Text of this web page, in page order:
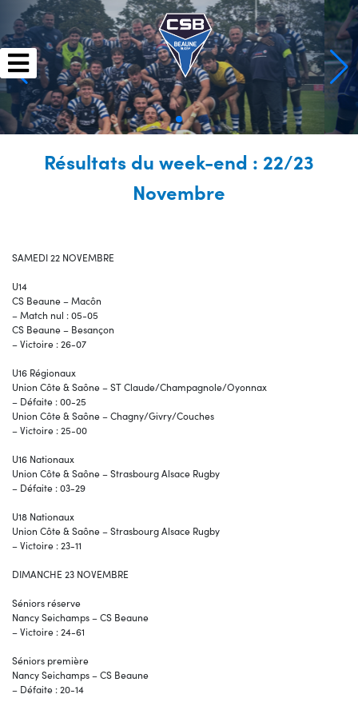
content
Résultats du week-end : 22/23
Novembre
SAMEDI 22 NOVEMBRE
U14
CS Beaune – Macôn
– Match nul : 05-05
CS Beaune – Besançon
– Victoire : 26-07
U16 Régionaux
Union Côte & Saône – ST Claude/Champagnole/Oyonnax
– Défaite : 00-25
Union Côte & Saône – Chagny/Givry/Couches
– Victoire : 25-00
U16 Nationaux
Union Côte & Saône – Strasbourg Alsace Rugby
– Défaite : 03-29
U18 Nationaux
Union Côte & Saône – Strasbourg Alsace Rugby
– Victoire : 23-11
DIMANCHE 23 NOVEMBRE
Séniors réserve
Nancy Seichamps – CS Beaune
– Victoire : 24-61
Séniors première
Nancy Seichamps – CS Beaune
– Défaite : 20-14